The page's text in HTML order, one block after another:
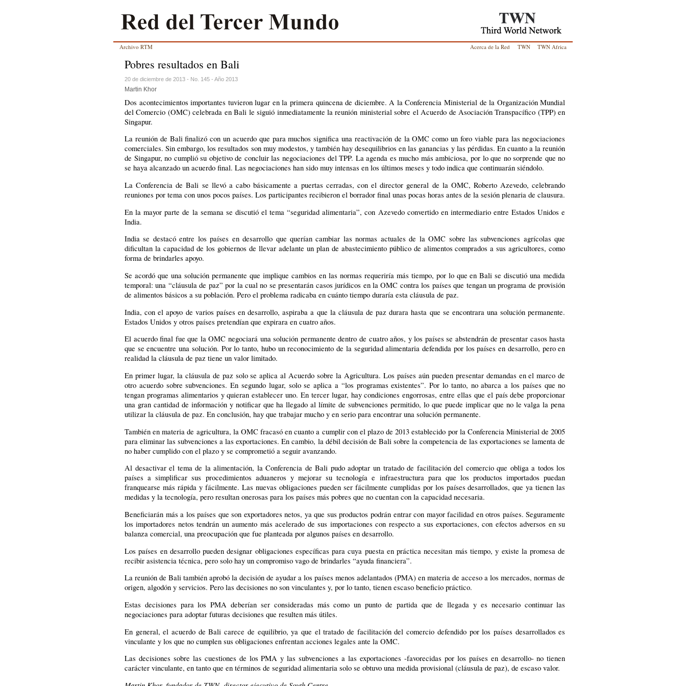
Archivo RTM TWN Africa
TWN
Acerca de la Red
Pobres resultados en Bali
20 de diciembre de 2013 - No. 145 - Año 2013
Martin Khor
Dos acontecimientos importantes tuvieron lugar en la primera quincena de diciembre. A la Conferencia Ministerial de la Organización Mundial
del Comercio (OMC) celebrada en Bali le siguió inmediatamente la reunión ministerial sobre el Acuerdo de Asociación Transpacífico (TPP) en
Singapur.
La reunión de Bali finalizó con un acuerdo que para muchos significa una reactivación de la OMC como un foro viable para las negociaciones
comerciales. Sin embargo, los resultados son muy modestos, y también hay desequilibrios en las ganancias y las pérdidas. En cuanto a la reunión
de Singapur, no cumplió su objetivo de concluir las negociaciones del TPP. La agenda es mucho más ambiciosa, por lo que no sorprende que no
se haya alcanzado un acuerdo final. Las negociaciones han sido muy intensas en los últimos meses y todo indica que continuarán siéndolo.
La Conferencia de Bali se llevó a cabo básicamente a puertas cerradas, con el director general de la OMC, Roberto Azevedo, celebrando
reuniones por tema con unos pocos países. Los participantes recibieron el borrador final unas pocas horas antes de la sesión plenaria de clausura.
En la mayor parte de la semana se discutió el tema “seguridad alimentaria”, con Azevedo convertido en intermediario entre Estados Unidos e
India.
India se destacó entre los países en desarrollo que querían cambiar las normas actuales de la OMC sobre las subvenciones agrícolas que
dificultan la capacidad de los gobiernos de llevar adelante un plan de abastecimiento público de alimentos comprados a sus agricultores, como
forma de brindarles apoyo.
Se acordó que una solución permanente que implique cambios en las normas requeriría más tiempo, por lo que en Bali se discutió una medida
temporal: una “cláusula de paz” por la cual no se presentarán casos jurídicos en la OMC contra los países que tengan un programa de provisión
de alimentos básicos a su población. Pero el problema radicaba en cuánto tiempo duraría esta cláusula de paz.
India, con el apoyo de varios países en desarrollo, aspiraba a que la cláusula de paz durara hasta que se encontrara una solución permanente.
Estados Unidos y otros países pretendían que expirara en cuatro años.
El acuerdo final fue que la OMC negociará una solución permanente dentro de cuatro años, y los países se abstendrán de presentar casos hasta
que se encuentre una solución. Por lo tanto, hubo un reconocimiento de la seguridad alimentaria defendida por los países en desarrollo, pero en
realidad la cláusula de paz tiene un valor limitado.
En primer lugar, la cláusula de paz solo se aplica al Acuerdo sobre la Agricultura. Los países aún pueden presentar demandas en el marco de
otro acuerdo sobre subvenciones. En segundo lugar, solo se aplica a “los programas existentes”. Por lo tanto, no abarca a los países que no
tengan programas alimentarios y quieran establecer uno. En tercer lugar, hay condiciones engorrosas, entre ellas que el país debe proporcionar
una gran cantidad de información y notificar que ha llegado al límite de subvenciones permitido, lo que puede implicar que no le valga la pena
utilizar la cláusula de paz. En conclusión, hay que trabajar mucho y en serio para encontrar una solución permanente.
También en materia de agricultura, la OMC fracasó en cuanto a cumplir con el plazo de 2013 establecido por la Conferencia Ministerial de 2005
para eliminar las subvenciones a las exportaciones. En cambio, la débil decisión de Bali sobre la competencia de las exportaciones se lamenta de
no haber cumplido con el plazo y se comprometió a seguir avanzando.
Al desactivar el tema de la alimentación, la Conferencia de Bali pudo adoptar un tratado de facilitación del comercio que obliga a todos los
países a simplificar sus procedimientos aduaneros y mejorar su tecnología e infraestructura para que los productos importados puedan
franquearse más rápida y fácilmente. Las nuevas obligaciones pueden ser fácilmente cumplidas por los países desarrollados, que ya tienen las
medidas y la tecnología, pero resultan onerosas para los países más pobres que no cuentan con la capacidad necesaria.
Beneficiarán más a los países que son exportadores netos, ya que sus productos podrán entrar con mayor facilidad en otros países. Seguramente
los importadores netos tendrán un aumento más acelerado de sus importaciones con respecto a sus exportaciones, con efectos adversos en su
balanza comercial, una preocupación que fue planteada por algunos países en desarrollo.
Los países en desarrollo pueden designar obligaciones específicas para cuya puesta en práctica necesitan más tiempo, y existe la promesa de
recibir asistencia técnica, pero solo hay un compromiso vago de brindarles “ayuda financiera”.
La reunión de Bali también aprobó la decisión de ayudar a los países menos adelantados (PMA) en materia de acceso a los mercados, normas de
origen, algodón y servicios. Pero las decisiones no son vinculantes y, por lo tanto, tienen escaso beneficio práctico.
Estas decisiones para los PMA deberían ser consideradas más como un punto de partida que de llegada y es necesario continuar las
negociaciones para adoptar futuras decisiones que resulten más útiles.
En general, el acuerdo de Bali carece de equilibrio, ya que el tratado de facilitación del comercio defendido por los países desarrollados es
vinculante y los que no cumplen sus obligaciones enfrentan acciones legales ante la OMC.
Las decisiones sobre las cuestiones de los PMA y las subvenciones a las exportaciones -favorecidas por los países en desarrollo- no tienen
carácter vinculante, en tanto que en términos de seguridad alimentaria solo se obtuvo una medida provisional (cláusula de paz), de escaso valor.